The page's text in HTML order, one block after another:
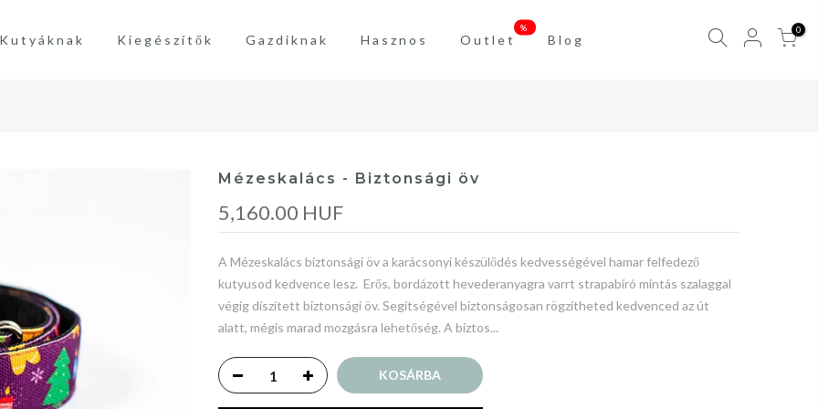
Kutyáknak Kiegészítők Gazdiknak Hasznos Outlet
%
Blog
0
Mézeskalács - Biztonsági öv
5,160.00 HUF
A Mézeskalács biztonsági öv a karácsonyi készülődés kedvességével hamar felfedező
kutyusod kedvence lesz. Erős, bordázott hevederanyagra varrt strapabíró mintás szalaggal
végig díszített biztonsági öv. Segítségével biztonságosan rögzítheted kedvenced az út
alatt, mégis marad mozgásra lehetőség. A biztos...
KOSÁRBA